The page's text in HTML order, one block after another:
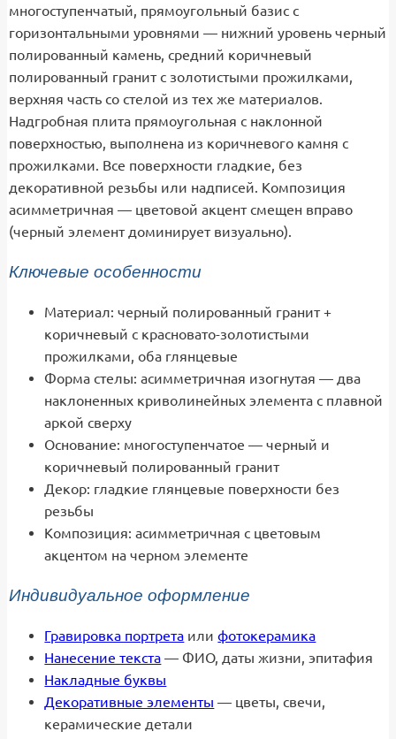
многоступенчатый, прямоугольный базис с
горизонтальными уровнями — нижний уровень черный
полированный камень, средний коричневый
полированный гранит с золотистыми прожилками,
верхняя часть со стелой из тех же материалов.
Надгробная плита прямоугольная с наклонной
поверхностью, выполнена из коричневого камня с
прожилками. Все поверхности гладкие, без
декоративной резьбы или надписей. Композиция
асимметричная — цветовой акцент смещен вправо
(черный элемент доминирует визуально).
Ключевые особенности
Материал: черный полированный гранит +
коричневый с красновато-золотистыми
прожилками, оба глянцевые
Форма стелы: асимметричная изогнутая — два
наклоненных криволинейных элемента с плавной
аркой сверху
Основание: многоступенчатое — черный и
коричневый полированный гранит
Декор: гладкие глянцевые поверхности без
резьбы
Композиция: асимметричная с цветовым
акцентом на черном элементе
Индивидуальное оформление
Гравировка портрета илифотокерамика
Нанесение текста — ФИО, даты жизни, эпитафия
Накладные буквы
Декоративные элементы — цветы, свечи,
керамические детали